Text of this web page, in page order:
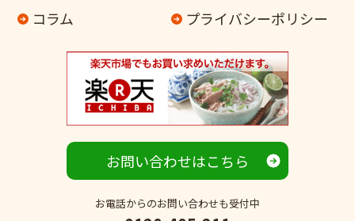
コラム
プライバシーポリシー
お問い合わせはこちら
お電話からのお問い合わせも受付中